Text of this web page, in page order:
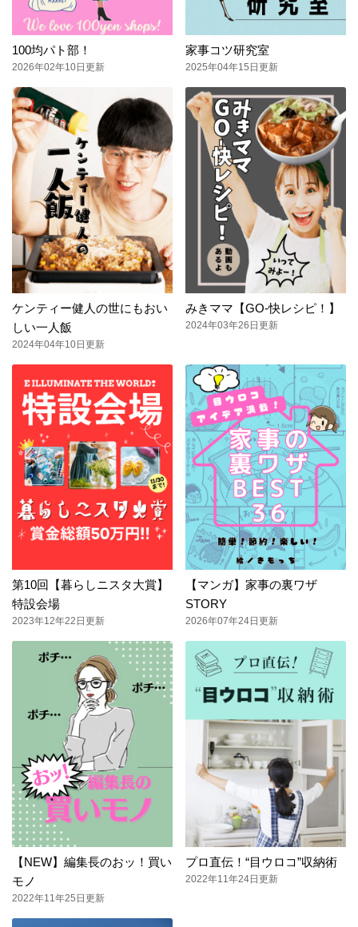
100均パト部！
2026年02年10日更新
家事コツ研究室
2025年04年15日更新
ケンティー健人の世にもおい
しい一人飯
2024年04年10日更新
みきママ【GO-快レシピ！】
2024年03年26日更新
第10回【暮らしニスタ大賞】
特設会場
2023年12年22日更新
【マンガ】家事の裏ワザ
STORY
2026年07年24日更新
【NEW】編集長のおッ！買い
モノ
2022年11年25日更新
プロ直伝！“目ウロコ”収納術
2022年11年24日更新